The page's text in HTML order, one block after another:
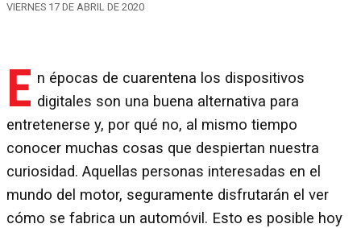
VIERNES 17 DE ABRIL DE 2020
E n épocas de cuarentena los dispositivos
digitales son una buena alternativa para
entretenerse y, por qué no, al mismo tiempo
conocer muchas cosas que despiertan nuestra
curiosidad. Aquellas personas interesadas en el
mundo del motor, seguramente disfrutarán el ver
cómo se fabrica un automóvil. Esto es posible hoy